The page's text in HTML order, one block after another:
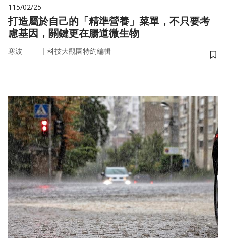
115/02/25
打造屬於自己的「精準營養」菜單，不只要考
慮基因，關鍵更在腸道微生物
寒波 ｜ 科技大觀園特約編輯
儲